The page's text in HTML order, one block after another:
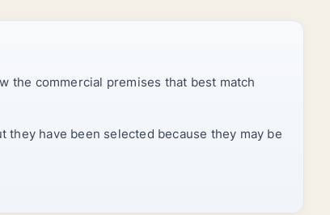
the commercial premises that best match
have been selected because they may be